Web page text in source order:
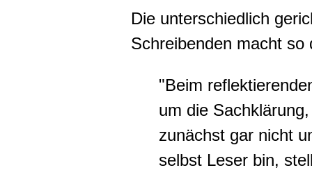
Die unterschiedlich
Schreibenden macht so
"Beim
um die
zunächst gar nicht
selbst Leser bin,